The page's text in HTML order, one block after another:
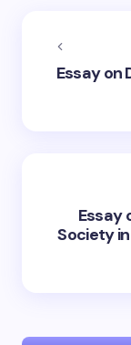
Essay on
Essay
Society in